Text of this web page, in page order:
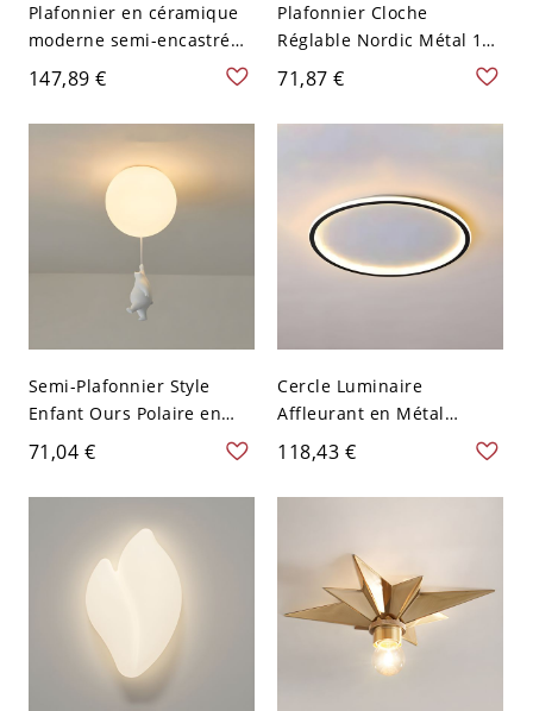
Plafonnier en céramique
moderne semi-encastré
avec lumières à broches
et cristaux - Rose 110 V-
120 V
147,89 €
Plafonnier Cloche
Réglable Nordic Métal 1
Ampoule Spot de Couloir
en Gris avec Poignée
71,87 €
Semi-Plafonnier Style
Enfant Ours Polaire en
Blanc en Métal Luminaire
Semi-Encastré 1 Tête -
Blanc 110 V-120 V Debout
71,04 €
Cercle Luminaire
Affleurant en Métal
Plafonnier LED
Minimaliste pour Salon -
110 V-120 V Blanc 30,48
118,43 €